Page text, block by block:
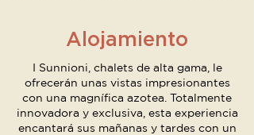
Alojamiento
I Sunnioni, chalets de alta gama, le
ofrecerán unas vistas impresionantes
con una magnífica azotea. Totalmente
innovadora y exclusiva, esta experiencia
encantará sus mañanas y tardes con un